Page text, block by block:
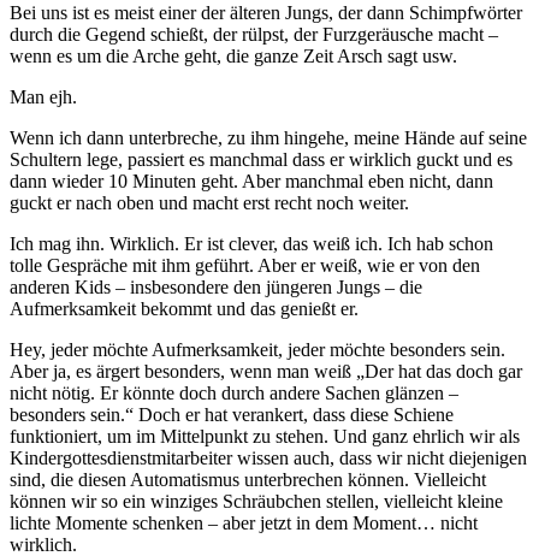
Bei uns ist es meist einer der älteren Jungs, der dann Schimpfwörter
durch die Gegend schießt, der rülpst, der Furzgeräusche macht –
wenn es um die Arche geht, die ganze Zeit Arsch sagt usw.
Man ejh.
Wenn ich dann unterbreche, zu ihm hingehe, meine Hände auf seine
Schultern lege, passiert es manchmal dass er wirklich guckt und es
dann wieder 10 Minuten geht. Aber manchmal eben nicht, dann
guckt er nach oben und macht erst recht noch weiter.
Ich mag ihn. Wirklich. Er ist clever, das weiß ich. Ich hab schon
tolle Gespräche mit ihm geführt. Aber er weiß, wie er von den
anderen Kids – insbesondere den jüngeren Jungs – die
Aufmerksamkeit bekommt und das genießt er.
Hey, jeder möchte Aufmerksamkeit, jeder möchte besonders sein.
Aber ja, es ärgert besonders, wenn man weiß „Der hat das doch gar
nicht nötig. Er könnte doch durch andere Sachen glänzen –
besonders sein.“ Doch er hat verankert, dass diese Schiene
funktioniert, um im Mittelpunkt zu stehen. Und ganz ehrlich wir als
Kindergottesdienstmitarbeiter wissen auch, dass wir nicht diejenigen
sind, die diesen Automatismus unterbrechen können. Vielleicht
können wir so ein winziges Schräubchen stellen, vielleicht kleine
lichte Momente schenken – aber jetzt in dem Moment… nicht
wirklich.